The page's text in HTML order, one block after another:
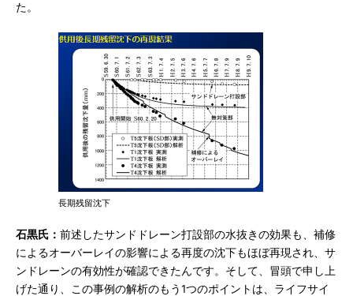
た。
長期残留沈下
石黒氏： 前述したサンドドレーン打設部の水抜きの効果も、補修
によるオーバーレイの影響による再度の沈下もほぼ再現され、サ
ンドレーンの有効性が確認できたんです。そして、冒頭で申し上
げた通り、この事例の解析のもう1つのポイントは、ライフサイ